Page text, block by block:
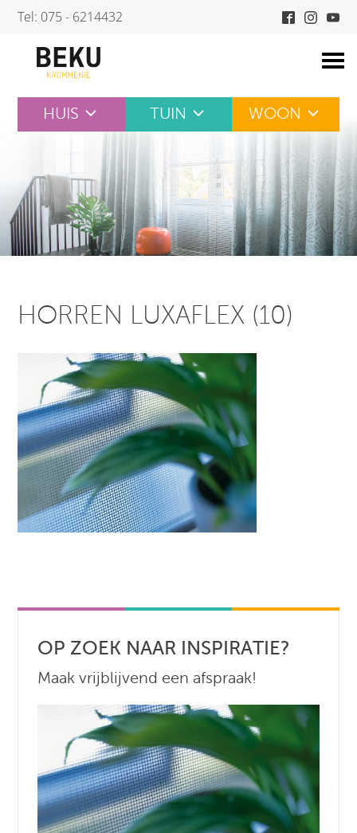
Skip
content
Tel: 075 - 6214432
HUIS TUIN WOON
HORREN LUXAFLEX (10)
OP ZOEK NAAR INSPIRATIE?
Maak vrijblijvend een afspraak!